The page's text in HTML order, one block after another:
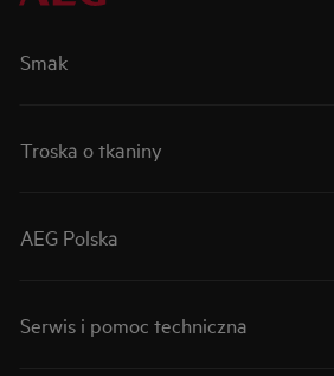
Smak
Troska o tkaniny
AEG Polska
Serwis i pomoc techniczna